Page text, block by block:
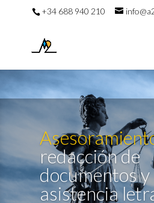
+34 688 940 210
redacción de
documentos y
asistencia